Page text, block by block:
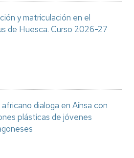
y matriculación en el
de Huesca. Curso 2026-27
dialoga en Aínsa con
plásticas de jóvenes